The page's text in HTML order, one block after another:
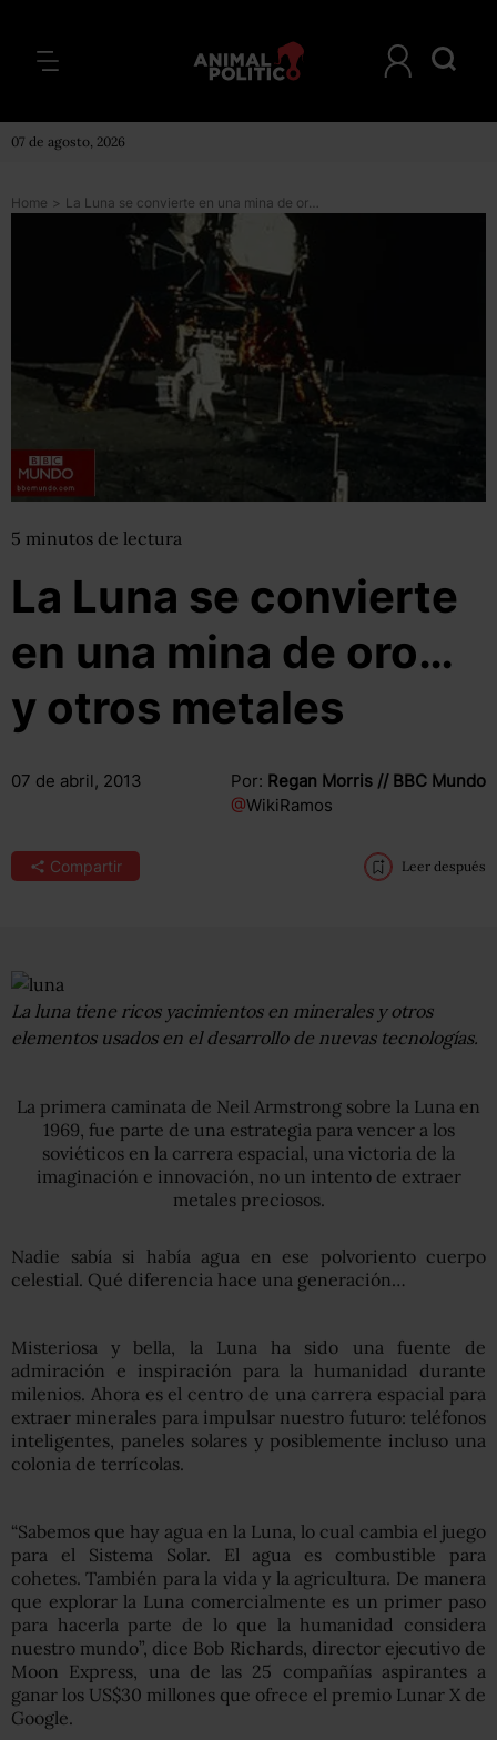
07 de agosto, 2026
Home > La Luna se convierte en una mina de oro… y otros metales
5 minutos de lectura
La Luna se convierte
en una mina de oro…
y otros metales
07 de abril, 2013 Por: Regan Morris // BBC Mundo
@WikiRamos
Compartir Leer después
La luna tiene ricos yacimientos en minerales y otros
elementos usados en el desarrollo de nuevas tecnologías.
La primera caminata de Neil Armstrong sobre la Luna en
1969, fue parte de una estrategia para vencer a los
soviéticos en la carrera espacial, una victoria de la
imaginación e innovación, no un intento de extraer
metales preciosos.
Nadie sabía si había agua en ese polvoriento cuerpo
celestial. Qué diferencia hace una generación…
Misteriosa y bella, la Luna ha sido una fuente de
admiración e inspiración para la humanidad durante
milenios. Ahora es el centro de una carrera espacial para
extraer minerales para impulsar nuestro futuro: teléfonos
inteligentes, paneles solares y posiblemente incluso una
colonia de terrícolas.
“Sabemos que hay agua en la Luna, lo cual cambia el juego
para el Sistema Solar. El agua es combustible para
cohetes. También para la vida y la agricultura. De manera
que explorar la Luna comercialmente es un primer paso
para hacerla parte de lo que la humanidad considera
nuestro mundo”, dice Bob Richards, director ejecutivo de
Moon Express, una de las 25 compañías aspirantes a
ganar los US$30 millones que ofrece el premio Lunar X de
Google.